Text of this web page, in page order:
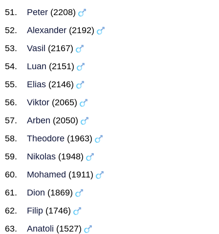
Peter (2208)
Alexander (2192)
Vasil (2167)
Luan (2151)
Elias (2146)
Viktor (2065)
Arben (2050)
Theodore (1963)
Nikolas (1948)
Mohamed (1911)
Dion (1869)
Filip (1746)
Anatoli (1527)